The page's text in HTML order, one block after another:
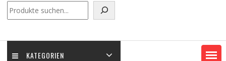
KATEGORIEN